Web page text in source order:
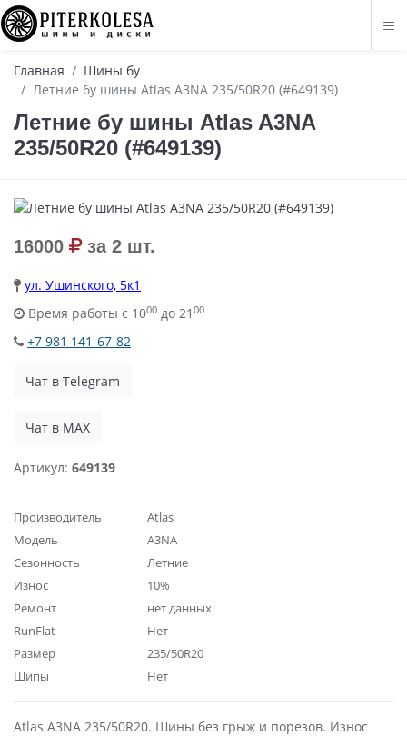
Главная
Шины бу
Летние бу шины Atlas A3NA 235/50R20 (#649139)
Летние бу шины Atlas A3NA
235/50R20 (#649139)
16000 за 2 шт.
ул. Ушинского, 5к1
Время работы с 1000 до 21 00
+7 981 141-67-82
Чат в Telegram
Чат в MAX
Артикул: 649139
Производитель
Atlas
Модель
A3NA
Сезонность
Летние
Износ
10%
Ремонт
нет данных
RunFlat
Нет
Размер
235/50R20
Шипы
Нет
Atlas A3NA 235/50R20. Шины без грыж и порезов. Износ